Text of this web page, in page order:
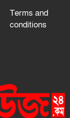
Terms and
conditions